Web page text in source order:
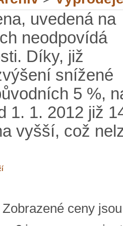
uvedená na
neodpovídá
Díky, již
snížené
5 %,
1. 1. 2012 již
vyšší, což
Zobrazené ceny